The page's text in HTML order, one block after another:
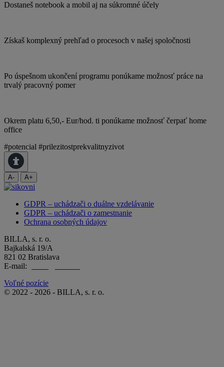
Dostaneš notebook a mobil aj na súkromné účely
Získaš komplexný prehľad o procesoch v našej spoločnosti
Po úspešnom ukončení programu ponúkame možnosť práce na
trvalý pracovný pomer
Okrem platu 6,50,- Eur/hod. ti ponúkame možnosť čerpať home
office
#potencial #prilezitostprekvalitnyzivot
A- A+
GDPR – uchádzači o duálne vzdelávanie
GDPR – uchádzači o zamestnanie
Ochrana osobných údajov
BILLA, s. r. o.
Bajkalská 19/A
821 02 Bratislava
E-mail:
Voľné pozície
© 2022 - 2026 - BILLA, s. r. o.